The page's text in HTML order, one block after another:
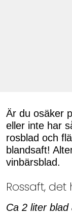
Är du osäker
eller inte har
rosblad och
blandsaft!
vinbärsblad.
Rossaft,
Ca 2 liter